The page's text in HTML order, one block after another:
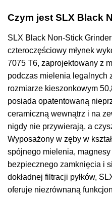
Czym jest SLX Black
SLX Black Non-Stick
czteroczęściowy młynek
7075 T6, zaprojektowany z
podczas mielenia legalnych
rozmiarze kieszonkowym
posiada opatentowaną
ceramiczną wewnątrz i na
nigdy nie przywierają, a
Wyposażony w zęby w
spójnego mielenia,
bezpiecznego zamknięcia i
dokładnej filtracji pyłków,
oferuje niezrównaną